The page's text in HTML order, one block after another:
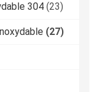
304 (23)
(27)